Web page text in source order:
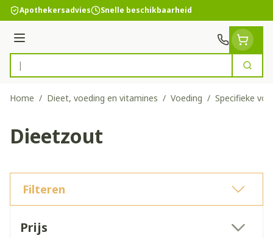
Ga naar de inhoud
Apothekersadvies Snelle beschikbaarheid
Menu
Product, merk, categorie...
Zoek
Home / Dieet, voeding en vitamines / Voeding / Specifieke
Dieetzout
Filteren
Prijs